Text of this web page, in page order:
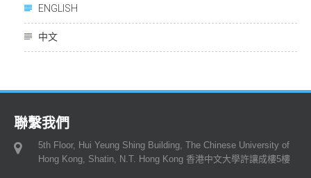
ENGLISH
中文
聯繫我們
5th Floor, Hui Yeung Shing Building, The Chinese University of
Hong Kong, Shatin, N.T. Hong Kong 香港中文大學許讓成樓5樓